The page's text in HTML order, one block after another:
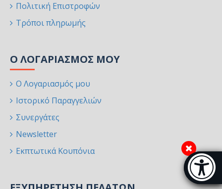
Μπάρα
Πολιτική Επιστροφών
Τρόποι πληρωμής
Ο ΛΟΓΑΡΙΑΣΜΌΣ ΜΟΥ
Ο Λογαριασμός μου
Ιστορικό Παραγγελιών
Συνεργάτες
Newsletter
Εκπτωτικά Κουπόνια